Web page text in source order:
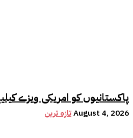
پاکستانیوں کو امریکی ویزے
تازہ ترینAugust 4, 2026